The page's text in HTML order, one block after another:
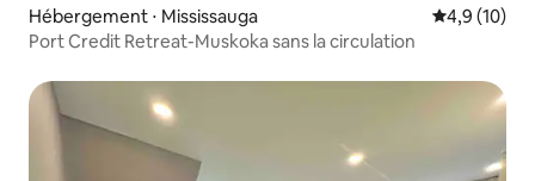
Hébergement ⋅ Mississauga Évaluation
4,9 (10)
Port Credit Retreat-Muskoka sans la circulation